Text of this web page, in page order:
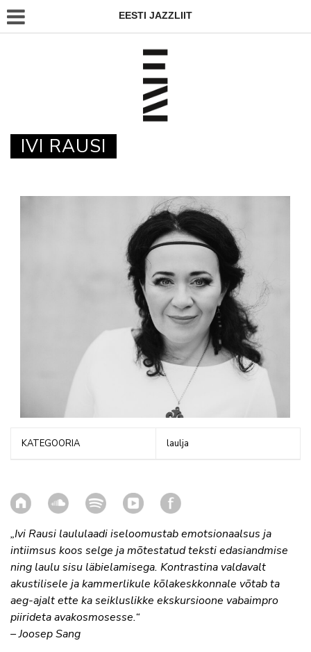
EESTI JAZZLIIT
IVI RAUSI
KATEGOORIA laulja
„Ivi Rausi laululaadi iseloomustab emotsionaalsus ja
intiimsus koos selge ja mõtestatud teksti edasiandmise
ning laulu sisu läbielamisega. Kontrastina valdavalt
akustilisele ja kammerlikule kõlakeskkonnale võtab ta
aeg-ajalt ette ka seikluslikke ekskursioone vabaimpro
piirideta avakosmosesse.“
– Joosep Sang